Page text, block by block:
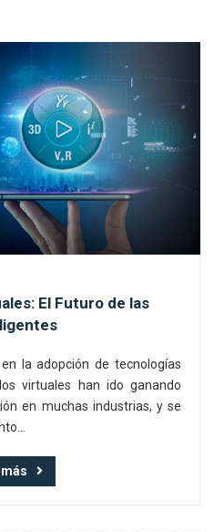
El Futuro de las
la adopción de tecnologías
virtuales han ido ganando
en muchas industrias, y se